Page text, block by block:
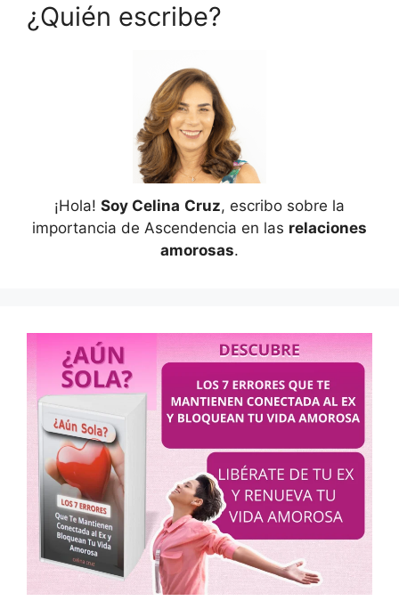
¿Quién escribe?
¡Hola! Soy Celina Cruz, escribo sobre la
importancia de Ascendencia en las relaciones
amorosas.